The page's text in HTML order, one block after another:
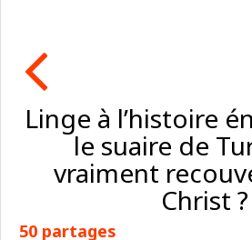
Linge à l’histoire
le suaire de
vraiment
Christ ?
50 partages